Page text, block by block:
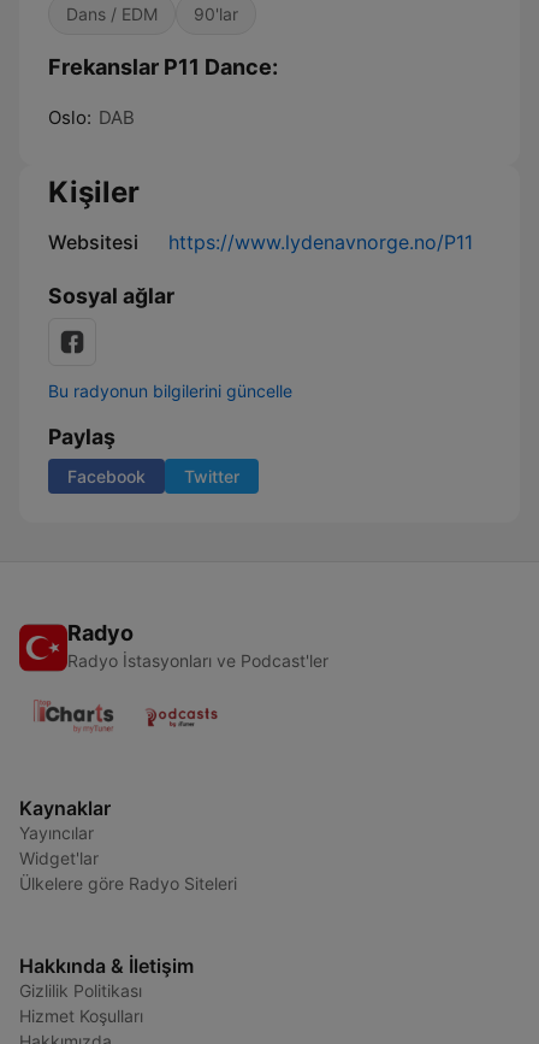
Dans / EDM 90'lar
Frekanslar P11 Dance:
Oslo: DAB
Kişiler
Websitesi https://www.lydenavnorge.no/P11
Sosyal ağlar
Bu radyonun bilgilerini güncelle
Paylaş
Facebook Twitter
Radyo
Radyo İstasyonları ve Podcast'ler
Kaynaklar
Yayıncılar
Widget'lar
Ülkelere göre Radyo Siteleri
Hakkında & İletişim
Gizlilik Politikası
Hizmet Koşulları